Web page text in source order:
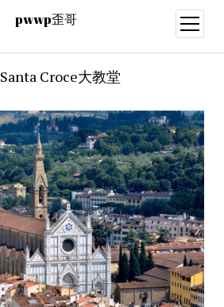
pwwp歪哥
open
menu
Santa Croce大教堂